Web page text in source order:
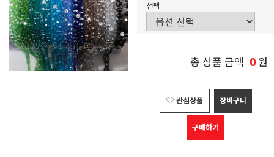
선택
총 상품 금액 0원
관심상품 장바구니
구매하기